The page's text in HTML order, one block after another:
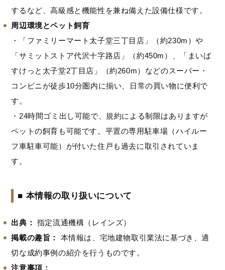
するなど、高級感と機能性を兼ね備えた設備仕様です。
周辺環境とペット飼育
・「ファミリーマート太子堂三丁目店」（約230m）や
「サミットストア代沢十字路店」（約450m）、「まいば
すけっと太子堂2丁目店」（約260m）などのスーパー・
コンビニが徒歩10分圏内に揃い、日常の買い物に便利で
す。
・24時間ゴミ出し可能で、規約による制限はありますが
ペットの飼育も可能です。平置の専用駐車場（ハイルー
フ車駐車可能）が付いた住戸も過去に取引されていま
す。
■ 本情報の取り扱いについて
出典：
指定流通機構（レインズ）
掲載の趣旨：
本情報は、宅地建物取引業法に基づき、適
切な成約事例の紹介を行うものです。
注意事項：